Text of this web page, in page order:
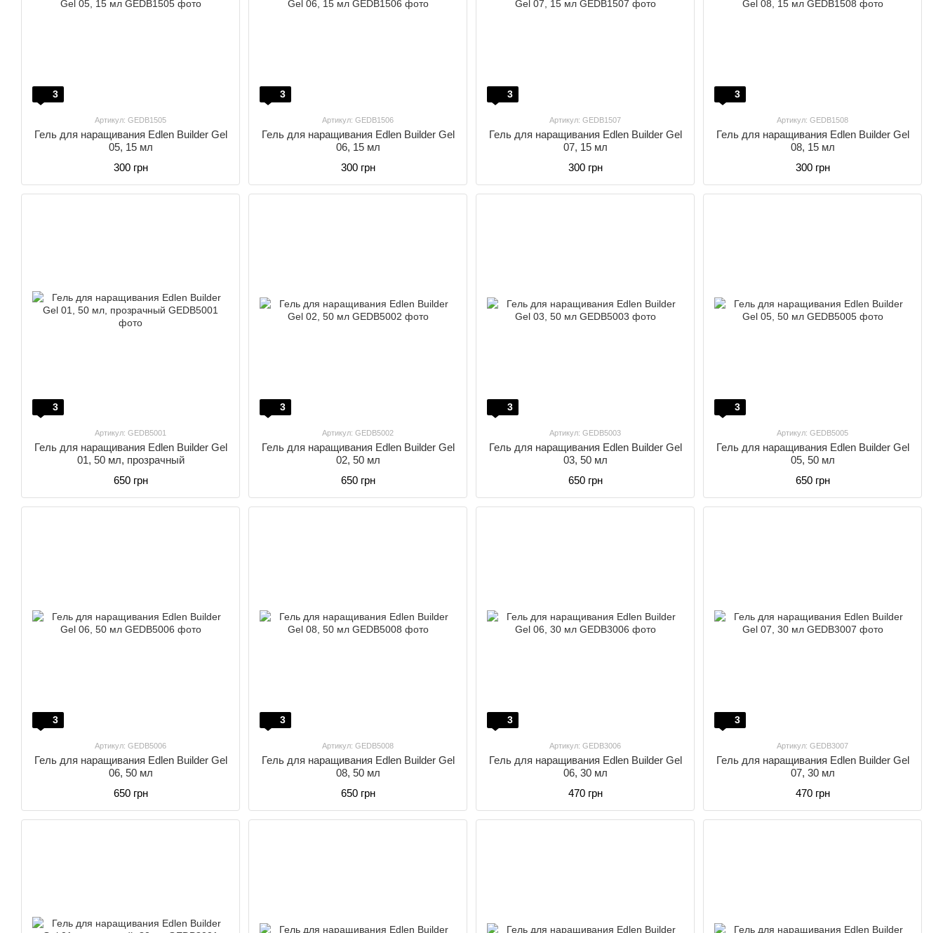
3
Артикул: GEDB1505
Гель для наращивания Edlen Builder Gel
05, 15 мл
300 грн
3
Артикул: GEDB1506
Гель для наращивания Edlen Builder Gel
06, 15 мл
300 грн
3
Артикул: GEDB1507
Гель для наращивания Edlen Builder Gel
07, 15 мл
300 грн
3
Артикул: GEDB1508
Гель для наращивания Edlen Builder Gel
08, 15 мл
300 грн
3
Артикул: GEDB5001
Гель для наращивания Edlen Builder Gel
01, 50 мл, прозрачный
650 грн
3
Артикул: GEDB5002
Гель для наращивания Edlen Builder Gel
02, 50 мл
650 грн
3
Артикул: GEDB5003
Гель для наращивания Edlen Builder Gel
03, 50 мл
650 грн
3
Артикул: GEDB5005
Гель для наращивания Edlen Builder Gel
05, 50 мл
650 грн
3
Артикул: GEDB5006
Гель для наращивания Edlen Builder Gel
06, 50 мл
650 грн
3
Артикул: GEDB5008
Гель для наращивания Edlen Builder Gel
08, 50 мл
650 грн
3
Артикул: GEDB3006
Гель для наращивания Edlen Builder Gel
06, 30 мл
470 грн
3
Артикул: GEDB3007
Гель для наращивания Edlen Builder Gel
07, 30 мл
470 грн